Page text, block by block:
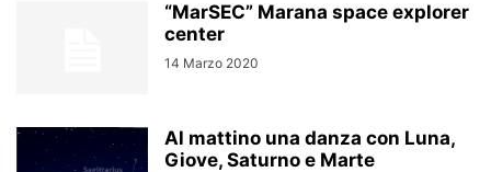
“MarSEC” Marana space explorer
center
14 Marzo 2020
Al mattino una danza con Luna,
Giove, Saturno e Marte